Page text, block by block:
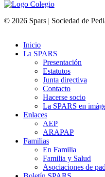
© 2026 Spars | Sociedad de
Inicio
La SPARS
Presentación
Estatutos
Junta directiva
Contacto
Hacerse socio
La SPARS en
Enlaces
AEP
ARAPAP
Familias
En Familia
Familia y Salud
Asociaciones de